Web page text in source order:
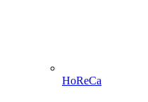
HoReCa